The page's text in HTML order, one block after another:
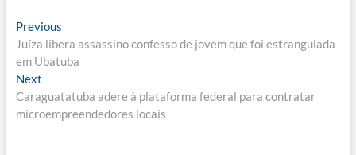
Navegação
de
Post
PreviousPrevious
post:
Juíza libera assassino confesso de jovem que foi estrangulada
em Ubatuba
NextNext
post:
Caraguatatuba adere à plataforma federal para contratar
microempreendedores locais